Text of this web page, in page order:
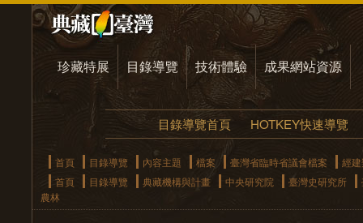
珍藏特展 目錄導覽 技術體驗 成果網站資源
目錄導覽首頁 HOTKEY快速導覽
首頁 目錄導覽 內容主題 檔案 臺灣省臨時省議會檔案
經
首頁
目錄導覽 典藏機構與計畫 中央研究院 臺灣史研究所
農林